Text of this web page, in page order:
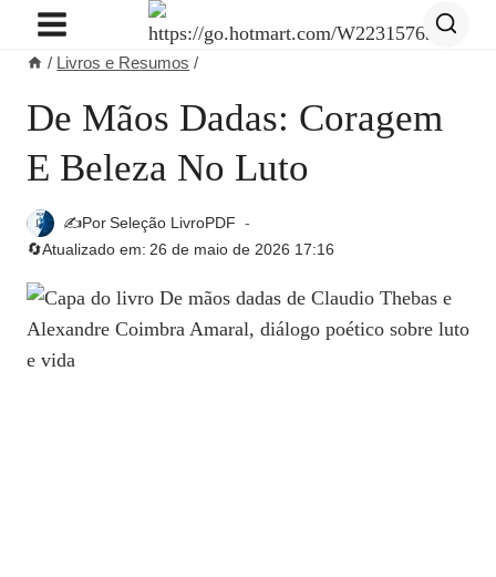
Pular
Conteúdo
/ Livros e Resumos /
De Mãos Dadas: Coragem
E Beleza No Luto
✍️PorSeleção LivroPDF
🔄Atualizado em: 26 de maio de 2026 17:16